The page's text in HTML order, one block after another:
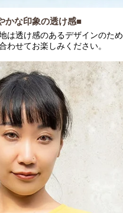
かな印象の透け感■
は透け感のあるデザインのため
わせてお楽しみください。